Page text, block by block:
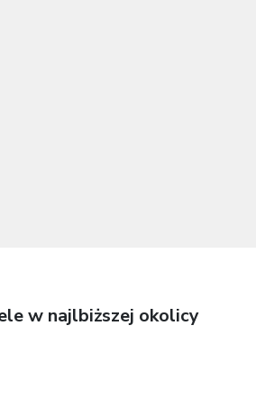
w najlbiższej okolicy